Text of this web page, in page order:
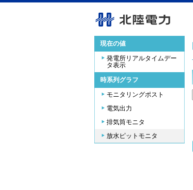
現在の値
発電所リアルタイムデー
タ表示
時系列グラフ
モニタリングポスト
電気出力
排気筒モニタ
放水ピットモニタ